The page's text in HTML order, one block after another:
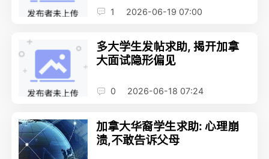
1 2026-06-19 07:00
多大学生发帖求助, 揭开加拿
大面试隐形偏见
0 2026-06-18 07:24
加拿大华裔学生求助: 心理崩
溃,不敢告诉父母